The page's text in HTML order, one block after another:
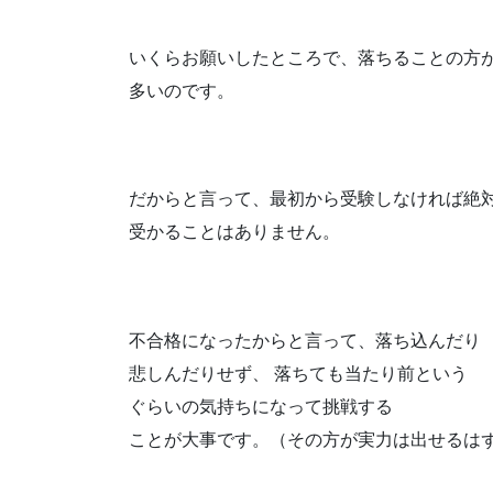
いくらお願いしたところで、落ちることの方
多いのです。
だからと言って、最初から受験しなければ絶
受かることはありません。
不合格になったからと言って、落ち込んだり
悲しんだりせず、 落ちても当たり前という
ぐらいの気持ちになって挑戦する
ことが大事です。（その方が実力は出せるは